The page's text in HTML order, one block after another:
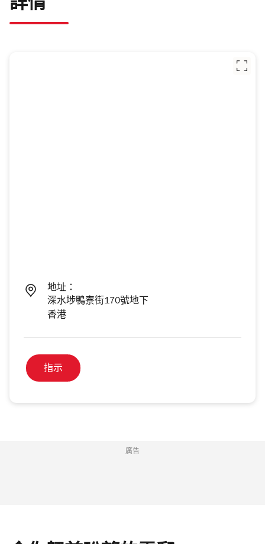
詳情
地址：
深水埗鴨寮街170號地下
香港
指示
廣告